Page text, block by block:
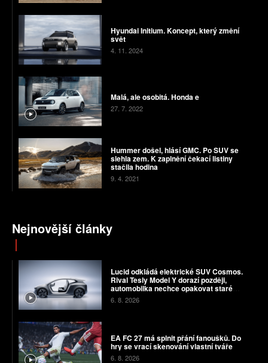
Hyundai Initium. Koncept, který změní
svět
4. 11. 2024
Malá, ale osobitá. Honda e
27. 7. 2022
Hummer došel, hlásí GMC. Po SUV se
slehla zem. K zaplnění čekací listiny
stačila hodina
9. 4. 2021
Nejnovější články
Lucid odkládá elektrické SUV Cosmos.
Rival Tesly Model Y dorazí později,
automobilka nechce opakovat staré
chyby
6. 8. 2026
EA FC 27 má splnit přání fanoušků. Do
hry se vrací skenování vlastní tváře
6. 8. 2026